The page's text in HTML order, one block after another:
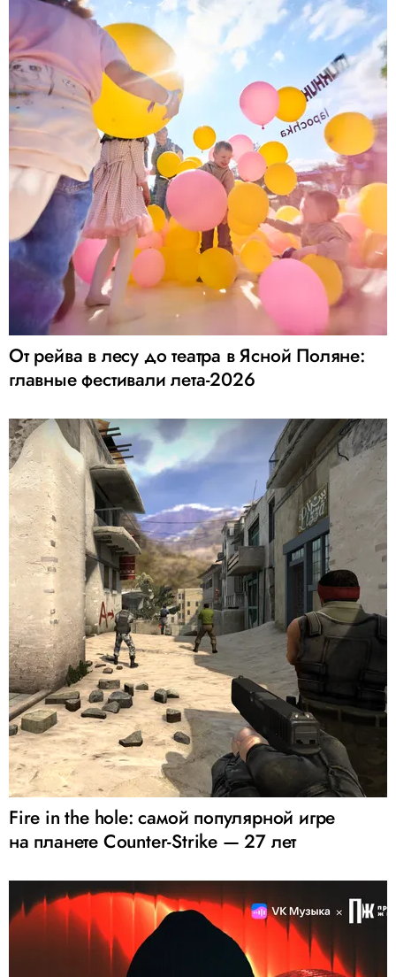
От рейва в лесу до театра в Ясной Поляне:
главные фестивали лета-2026
Fire in the hole: самой популярной игре
на планете Counter-Strike — 27 лет